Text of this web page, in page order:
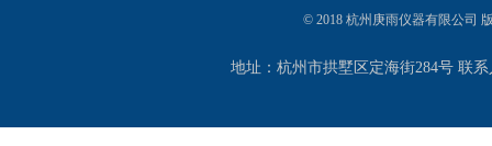
© 2018 杭州庚雨仪器有限公司
地址：杭州市拱墅区定海街284号 联